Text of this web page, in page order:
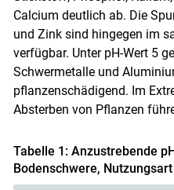
Calcium deutlich ab. Die
und Zink sind hingegen im
verfügbar. Unter pH-Wert 5
Schwermetalle und
pflanzenschädigend. Im
Absterben von Pflanzen
Tabelle 1: Anzustrebende
Bodenschwere,